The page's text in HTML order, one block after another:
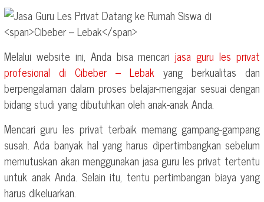
Melalui website ini, Anda bisa mencarijasa guru les privat
profesional di Cibeber – Lebak yang berkualitas dan
berpengalaman dalam proses belajar-mengajar sesuai dengan
bidang studi yang dibutuhkan oleh anak-anak Anda.
Mencari guru les privat terbaik memang gampang-gampang
susah. Ada banyak hal yang harus dipertimbangkan sebelum
memutuskan akan menggunakan jasa guru les privat tertentu
untuk anak Anda. Selain itu, tentu pertimbangan biaya yang
harus dikeluarkan.